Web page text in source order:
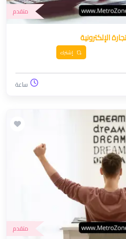
متقدم
الإلكترونية
إشترك
ساعة
متقدم